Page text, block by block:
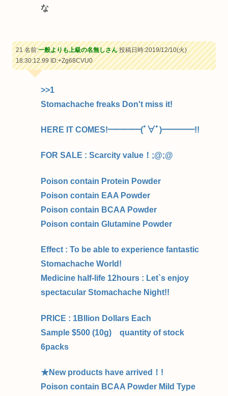
な
21 名前:一般よりも上級の名無しさん投稿日時:2019/12/10(火)
18:30:12.99ID:+Zg68CVU0
>>1
Stomachache freaks Don't miss it!
HERE IT COMES!━━━━(ﾟ∀ﾟ)━━━━!!
FOR SALE : Scarcity value！;@;@
Poison contain Protein Powder
Poison contain EAA Powder
Poison contain BCAA Powder
Poison contain Glutamine Powder
Effect : To be able to experience fantastic
Stomachache World!
Medicine half-life 12hours : Let`s enjoy
spectacular Stomachache Night!!
PRICE : 1Bllion Dollars Each
Sample $500 (10g) quantity of stock
6packs
★New products have arrived！!
Poison contain BCAA Powder Mild Type